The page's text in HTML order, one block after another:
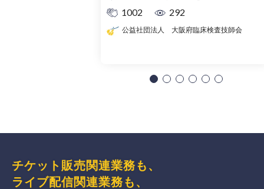
1002
292
公益社団法人 大阪府臨床検査技師会
チケット販売関連業務も、
ライブ配信関連業務も、